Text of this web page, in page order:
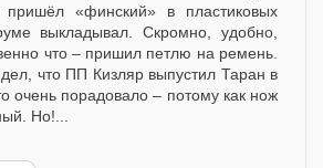
«финский» в пластиковых
выкладывал. Скромно, удобно,
что – пришил петлю на ремень.
что ПП Кизляр выпустил Таран в
очень порадовало – потому как нож
Но!...